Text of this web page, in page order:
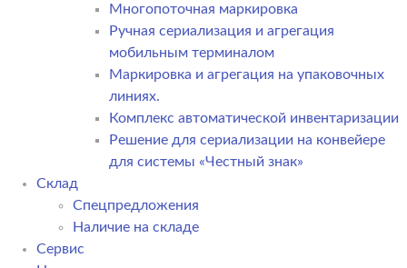
Многопоточная маркировка
Ручная сериализация и агрегация
мобильным терминалом
Маркировка и агрегация на упаковочных
линиях.
Комплекс автоматической инвентаризации
Решение для сериализации на конвейере
для системы «Честный знак»
Склад
Спецпредложения
Наличие на складе
Сервис